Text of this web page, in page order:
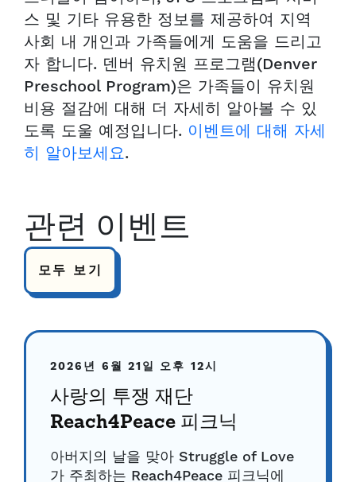
스 및 기타 유용한 정보를 제공하여 지역
사회 내 개인과 가족들에게 도움을 드리고
자 합니다. 덴버 유치원 프로그램(Denver
Preschool Program)은 가족들이 유치원
비용 절감에 대해 더 자세히 알아볼 수 있
도록 도울 예정입니다. 이벤트에 대해 자세
히 알아보세요.
관련 이벤트
모두 보기
2026년 6월 21일 오후 12시
사랑의 투쟁 재단
Reach4Peace 피크닉
아버지의 날을 맞아 Struggle of Love
가 주최하는 Reach4Peace 피크닉에